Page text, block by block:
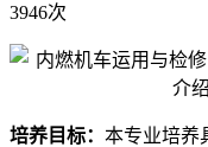
3946次
培养目标： 本专业培养